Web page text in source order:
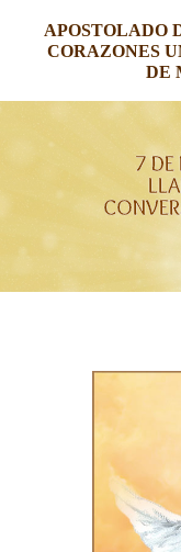
APOSTOLADO
CORAZONES
DE
7 DE